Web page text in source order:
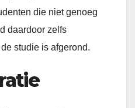
die niet genoeg
daardoor zelfs
studie is afgerond.